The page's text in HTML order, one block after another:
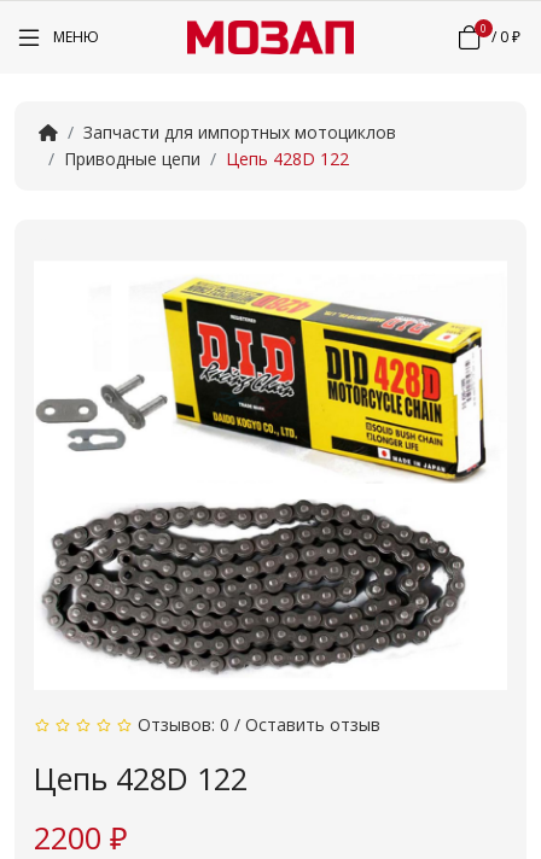
МЕНЮ 0 /0 ₽
Запчасти для импортных мотоциклов
Приводные цепи
Цепь 428D 122
Отзывов: 0 / Оставить отзыв
Цепь 428D 122
2200 ₽